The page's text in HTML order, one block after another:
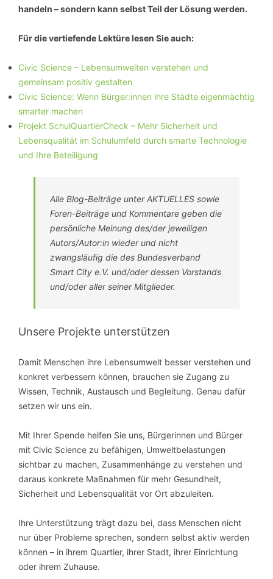
handeln – sondern kann selbst Teil der Lösung werden.
Für die vertiefende Lektüre lesen Sie auch:
Civic Science – Lebensumwelten verstehen und
gemeinsam positiv gestalten
Civic Science: Wenn Bürger:innen ihre Städte eigenmächtig
smarter machen
Projekt SchulQuartierCheck – Mehr Sicherheit und
Lebensqualität im Schulumfeld durch smarte Technologie
und Ihre Beteiligung
Alle Blog-Beiträge unter AKTUELLES sowie
Foren-Beiträge und Kommentare geben die
persönliche Meinung des/der jeweiligen
Autors/Autor:in wieder und nicht
zwangsläufig die des Bundesverband
Smart City e.V. und/oder dessen Vorstands
und/oder aller seiner Mitglieder.
Unsere Projekte unterstützen
Damit Menschen ihre Lebensumwelt besser verstehen und
konkret verbessern können, brauchen sie Zugang zu
Wissen, Technik, Austausch und Begleitung. Genau dafür
setzen wir uns ein.
Mit Ihrer Spende helfen Sie uns, Bürgerinnen und Bürger
mit Civic Science zu befähigen, Umweltbelastungen
sichtbar zu machen, Zusammenhänge zu verstehen und
daraus konkrete Maßnahmen für mehr Gesundheit,
Sicherheit und Lebensqualität vor Ort abzuleiten.
Ihre Unterstützung trägt dazu bei, dass Menschen nicht
nur über Probleme sprechen, sondern selbst aktiv werden
können – in ihrem Quartier, ihrer Stadt, ihrer Einrichtung
oder ihrem Zuhause.